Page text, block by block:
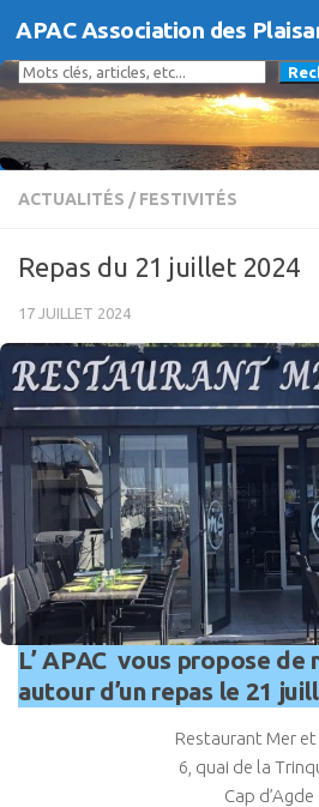
Skip to content
ACTUALITÉS / FESTIVITÉS
Repas du 21 juillet 2024
17 JUILLET 2024
L’ APAC vous propose
autour d’un repas le 21
Restaurant Mer et
6, quai de la
Cap d’Agde